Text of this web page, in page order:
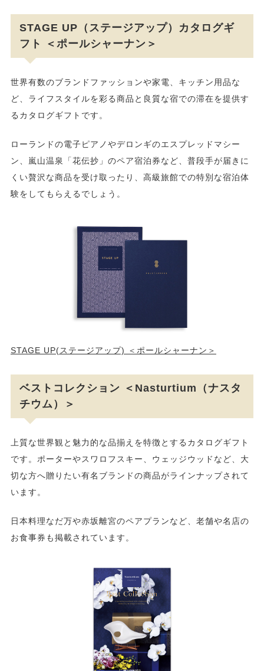
STAGE UP（ステージアップ）カタログギ
フト ＜ポールシャーナン＞
世界有数のブランドファッションや家電、キッチン用品な
ど、ライフスタイルを彩る商品と良質な宿での滞在を提供す
るカタログギフトです。
ローランドの電子ピアノやデロンギのエスプレッドマシー
ン、嵐山温泉「花伝抄」のペア宿泊券など、普段手が届きに
くい贅沢な商品を受け取ったり、高級旅館での特別な宿泊体
験をしてもらえるでしょう。
STAGE UP(ステージアップ) ＜ポールシャーナン＞
ベストコレクション ＜Nasturtium（ナスタ
チウム）＞
上質な世界観と魅力的な品揃えを特徴とするカタログギフト
です。ポーターやスワロフスキー、ウェッジウッドなど、大
切な方へ贈りたい有名ブランドの商品がラインナップされて
います。
日本料理なだ万や赤坂離宮のペアプランなど、老舗や名店の
お食事券も掲載されています。